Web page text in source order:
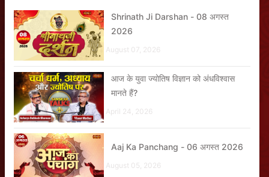
Shrinath Ji Darshan - 08 अगस्त
2026
August 07, 2026
आज के युवा ज्योतिष विज्ञान को अंधविश्वास
मानते हैं?
April 24, 2026
Aaj Ka Panchang - 06 अगस्त 2026
August 05, 2026